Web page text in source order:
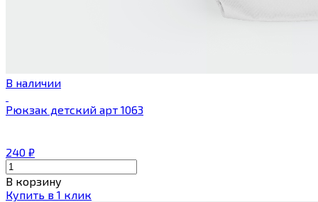
В наличии
Рюкзак детский арт 1063
240 ₽
В корзину
Купить в 1 клик